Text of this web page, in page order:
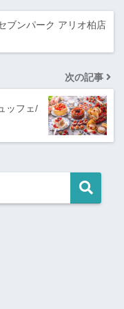
ブンパーク アリオ柏店
次の記事
ッフェ/